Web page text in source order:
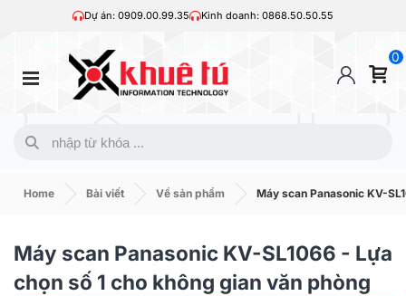
Dự án: 0909.00.99.35 Kinh doanh: 0868.50.50.55
0
Home Bài viết Về sản phẩm Máy scan Panasonic KV-
Máy scan Panasonic KV-SL1066 - Lựa
chọn số 1 cho không gian văn phòng